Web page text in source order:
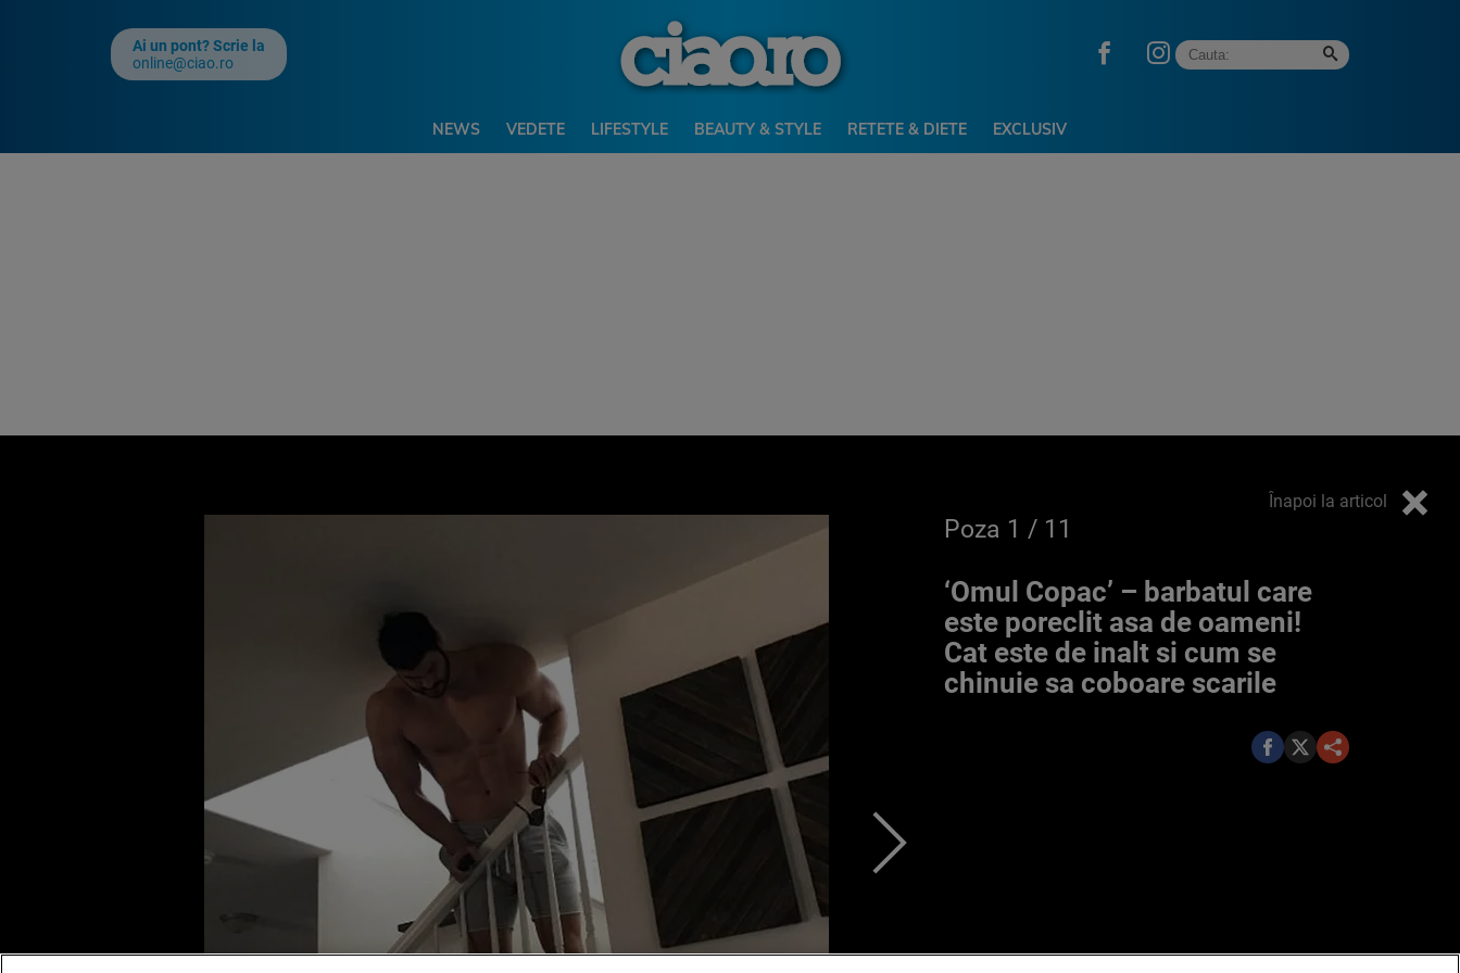
Ai un pont? Scrie la
online@ciao.ro
NEWS VEDETE LIFESTYLE BEAUTY & STYLE RETETE & DIETE EXCLUSIV
Înapoi la articol
Poza 1 / 11
‘Omul Copac’ – barbatul care
este poreclit asa de oameni!
Cat este de inalt si cum se
chinuie sa coboare scarile